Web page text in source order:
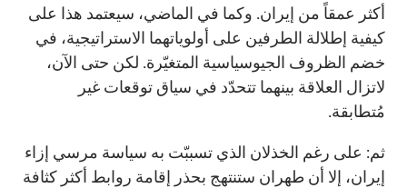
أكثر عمقاً من إيران. وكما في الماضي، سيعتمد هذا على
كيفية إطلالة الطرفين على أولوياتهما الاستراتيجية، في
خضم الظروف الجيوسياسية المتغيّرة. لكن حتى الآن،
لاتزال العلاقة بينهما تتحدّد في سياق توقعات غير
مُتطابقة.
ثم: على رغم الخذلان الذي تسببّت به سياسة مرسي إزاء
إيران، إلا أن طهران ستنتهج بحذر إقامة روابط أكثر كثافة